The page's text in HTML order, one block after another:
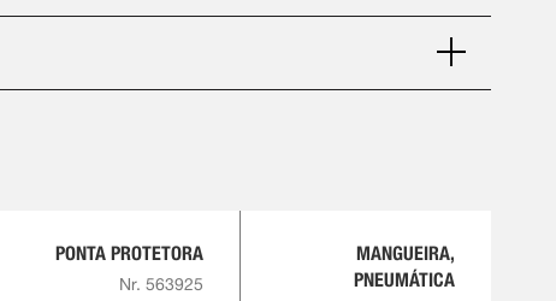
PONTA PROTETORA
Nr. 563925
MANGUEIRA,
PNEUMÁTICA